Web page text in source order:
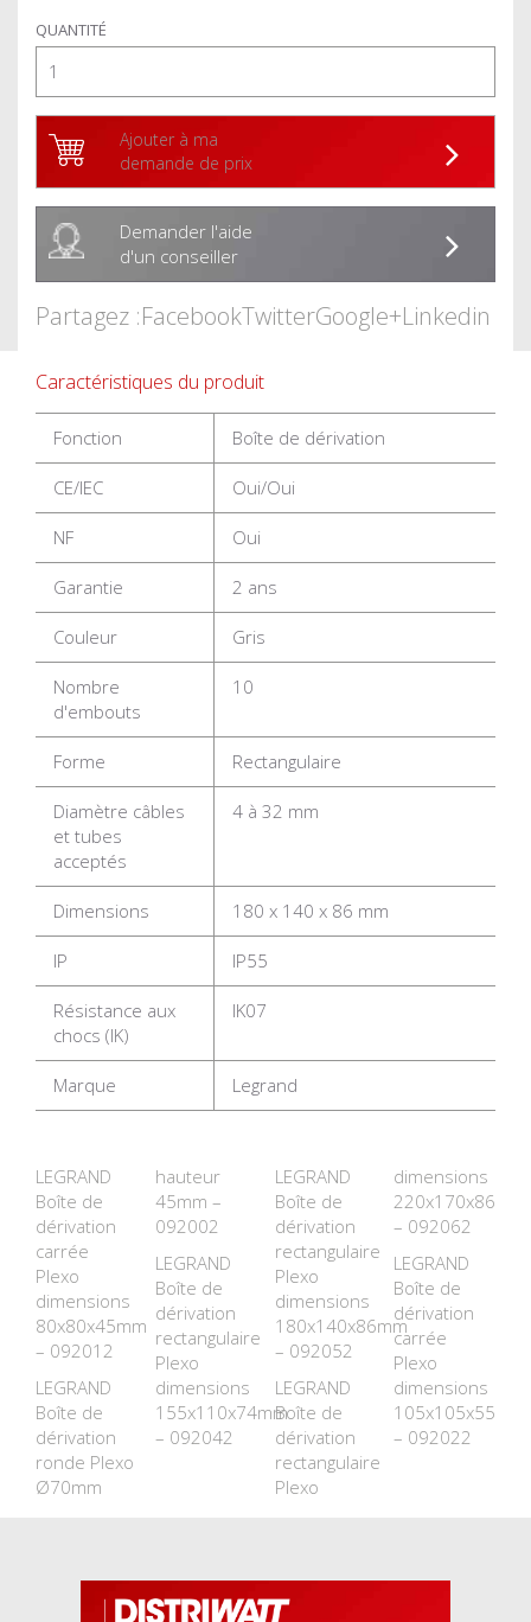
QUANTITÉ
Ajouter à ma
demande de prix
Demander l'aide
d'un conseiller
Partagez :FacebookTwitterGoogle+Linkedin
Caractéristiques du produit
Fonction Boîte de dérivation
CE/IEC Oui/Oui
NF Oui
Garantie 2 ans
Couleur Gris
Nombre
d'embouts
10
Forme Rectangulaire
Diamètre câbles
et tubes
acceptés
4 à 32 mm
Dimensions 180 x 140 x 86 mm
IP IP55
Résistance aux
chocs (IK)
IK07
Marque Legrand
LEGRAND
Boîte de
dérivation
carrée
Plexo
dimensions
80x80x45mm
– 092012
LEGRAND
Boîte de
dérivation
ronde Plexo
Ø70mm
hauteur
45mm –
092002
LEGRAND
Boîte de
dérivation
rectangulaire
Plexo
dimensions
155x110x74mm
– 092042
LEGRAND
Boîte de
dérivation
rectangulaire
Plexo
dimensions
180x140x86mm
– 092052
LEGRAND
Boîte de
dérivation
rectangulaire
Plexo
dimensions
220x170x86mm
– 092062
LEGRAND
Boîte de
dérivation
carrée
Plexo
dimensions
105x105x55mm
– 092022